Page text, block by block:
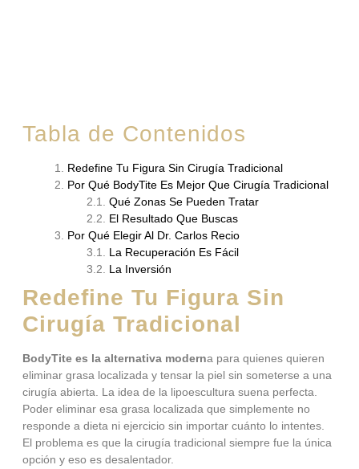
Tabla de Contenidos
Redefine Tu Figura Sin Cirugía Tradicional
Por Qué BodyTite Es Mejor Que Cirugía Tradicional
Qué Zonas Se Pueden Tratar
El Resultado Que Buscas
Por Qué Elegir Al Dr. Carlos Recio
La Recuperación Es Fácil
La Inversión
Redefine Tu Figura Sin
Cirugía Tradicional
BodyTite es la alternativa moderna para quienes quieren
eliminar grasa localizada y tensar la piel sin someterse a una
cirugía abierta. La idea de la lipoescultura suena perfecta.
Poder eliminar esa grasa localizada que simplemente no
responde a dieta ni ejercicio sin importar cuánto lo intentes.
El problema es que la cirugía tradicional siempre fue la única
opción y eso es desalentador.